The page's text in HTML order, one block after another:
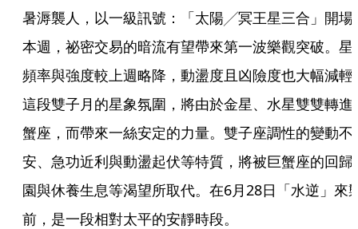
暑溽襲人，以一級訊號：「太陽╱冥王星三合」開場
本週，祕密交易的暗流有望帶來第一波樂觀突破。星
頻率與強度較上週略降，動盪度且凶險度也大幅減輕
這段雙子月的星象氛圍，將由於金星、水星雙雙轉進
蟹座，而帶來一絲安定的力量。雙子座調性的變動不
安、急功近利與動盪起伏等特質，將被巨蟹座的回歸
園與休養生息等渴望所取代。在6月28日「水逆」來
前，是一段相對太平的安靜時段。